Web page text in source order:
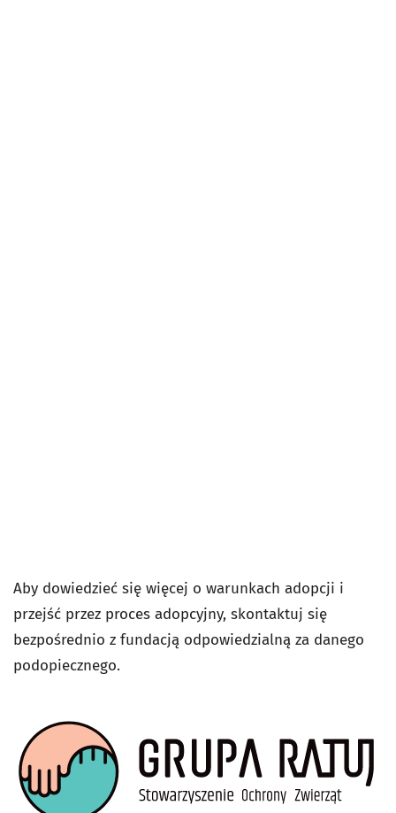
Aby dowiedzieć się więcej o warunkach adopcji i
przejść przez proces adopcyjny, skontaktuj się
bezpośrednio z fundacją odpowiedzialną za danego
podopiecznego.